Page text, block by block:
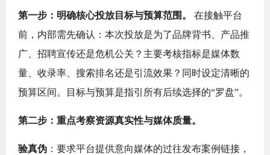
第一步：明确核心投放目标与预算范围。
在接触平台
前，内部需先确认：本次投放是为了品牌背书、产品推
广、招聘宣传还是危机公关？主要考核指标是媒体数
量、收录率、搜索排名还是引流效果？同时设定清晰的
预算区间。目标与预算是指引所有后续选择的“罗盘”。
第二步：重点考察资源真实性与媒体质量。
验真伪 ：要求平台提供意向媒体的过往发布案例链接，